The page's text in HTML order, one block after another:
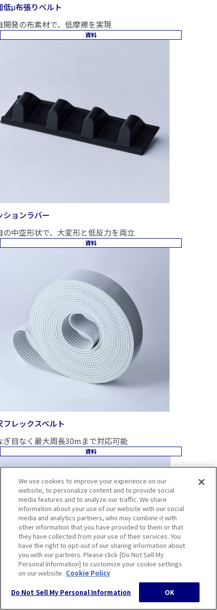
低μ布張りベルト
開発の布素材で、低摩擦を実現
資料
ションラバー
の中空形状で、大変形と低反力を両立
資料
フレックスベルト
ぎ目なく最大周長30mまで対応可能
資料
We use cookies to improve your experience on our
website, to personalize content and to provide social
media features and to analyze our traffic. We share
information about your use of our website with our social
media and analytics partners, who may combine it with
other information that you have provided to them or that
they have collected from your use of their services. You
have the right to opt-out of our sharing information about
you with our partners. Please click [Do Not Sell My
Personal Information] to customize your cookie settings
on our website. Cookie Policy
Do Not Sell My Personal Information OK